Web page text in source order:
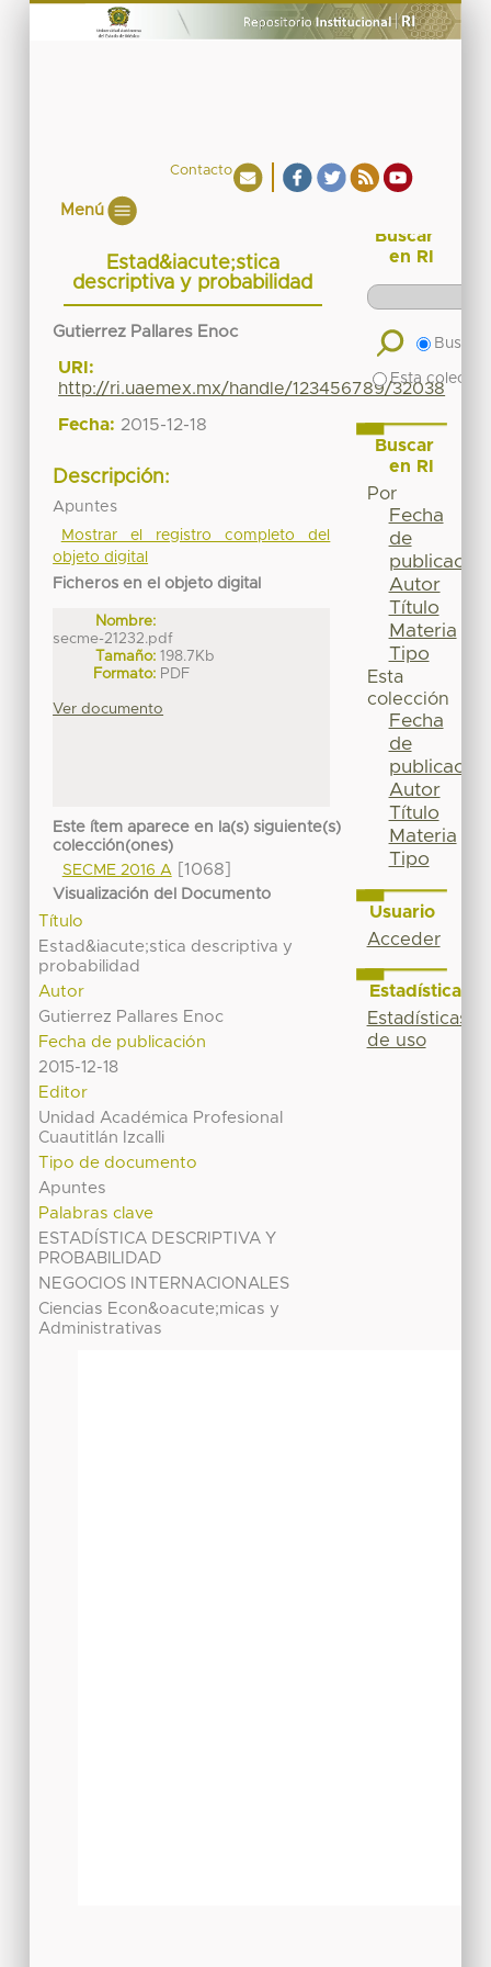
Contacto
Menú
Estad&iacute;stica
descriptiva y probabilidad
Gutierrez Pallares Enoc
URI:
http://ri.uaemex.mx/handle/123456789/32038
Fecha: 2015-12-18
Descripción:
Apuntes
Mostrar el registro completo del
objeto digital
Ficheros en el objeto digital
Nombre:
secme-21232.pdf
Tamaño: 198.7Kb
Formato: PDF
Ver documento
Este ítem aparece en la(s) siguiente(s)
colección(ones)
SECME 2016 A[1068]
Visualización del Documento
Título
Estad&iacute;stica descriptiva y
probabilidad
Autor
Gutierrez Pallares Enoc
Fecha de publicación
2015-12-18
Editor
Unidad Académica Profesional
Cuautitlán Izcalli
Tipo de documento
Apuntes
Palabras clave
ESTADÍSTICA DESCRIPTIVA Y
PROBABILIDAD
NEGOCIOS INTERNACIONALES
Ciencias Econ&oacute;micas y
Administrativas
Buscar
en RI
Buscar
Esta
Buscar
en RI
Por
Fecha
de
publicación
Autor
Título
Materia
Tipo
Esta
colección
Fecha
de
publicación
Autor
Título
Materia
Tipo
Usuario
Acceder
Estadísticas
Estadísticas
de uso